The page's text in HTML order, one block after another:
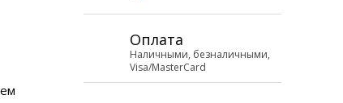
Оплата
Наличными, безналичными,
Visa/MasterCard